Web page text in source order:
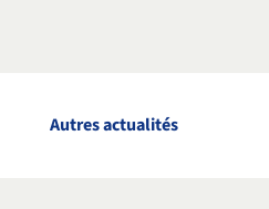
Autres actualités